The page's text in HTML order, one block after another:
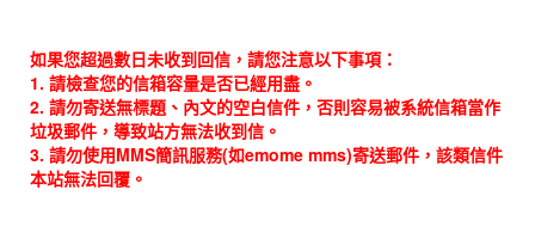
如果您超過數日未收到回信，請您注意以下事項：
1. 請檢查您的信箱容量是否已經用盡。
2. 請勿寄送無標題、內文的空白信件，否則容易被系統信箱當作
垃圾郵件，導致站方無法收到信。
3. 請勿使用MMS簡訊服務(如emome mms)寄送郵件，該類信件
本站無法回覆。